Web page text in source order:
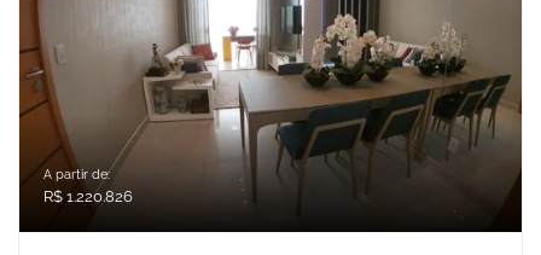
A partir de:
R$ 1.220.826